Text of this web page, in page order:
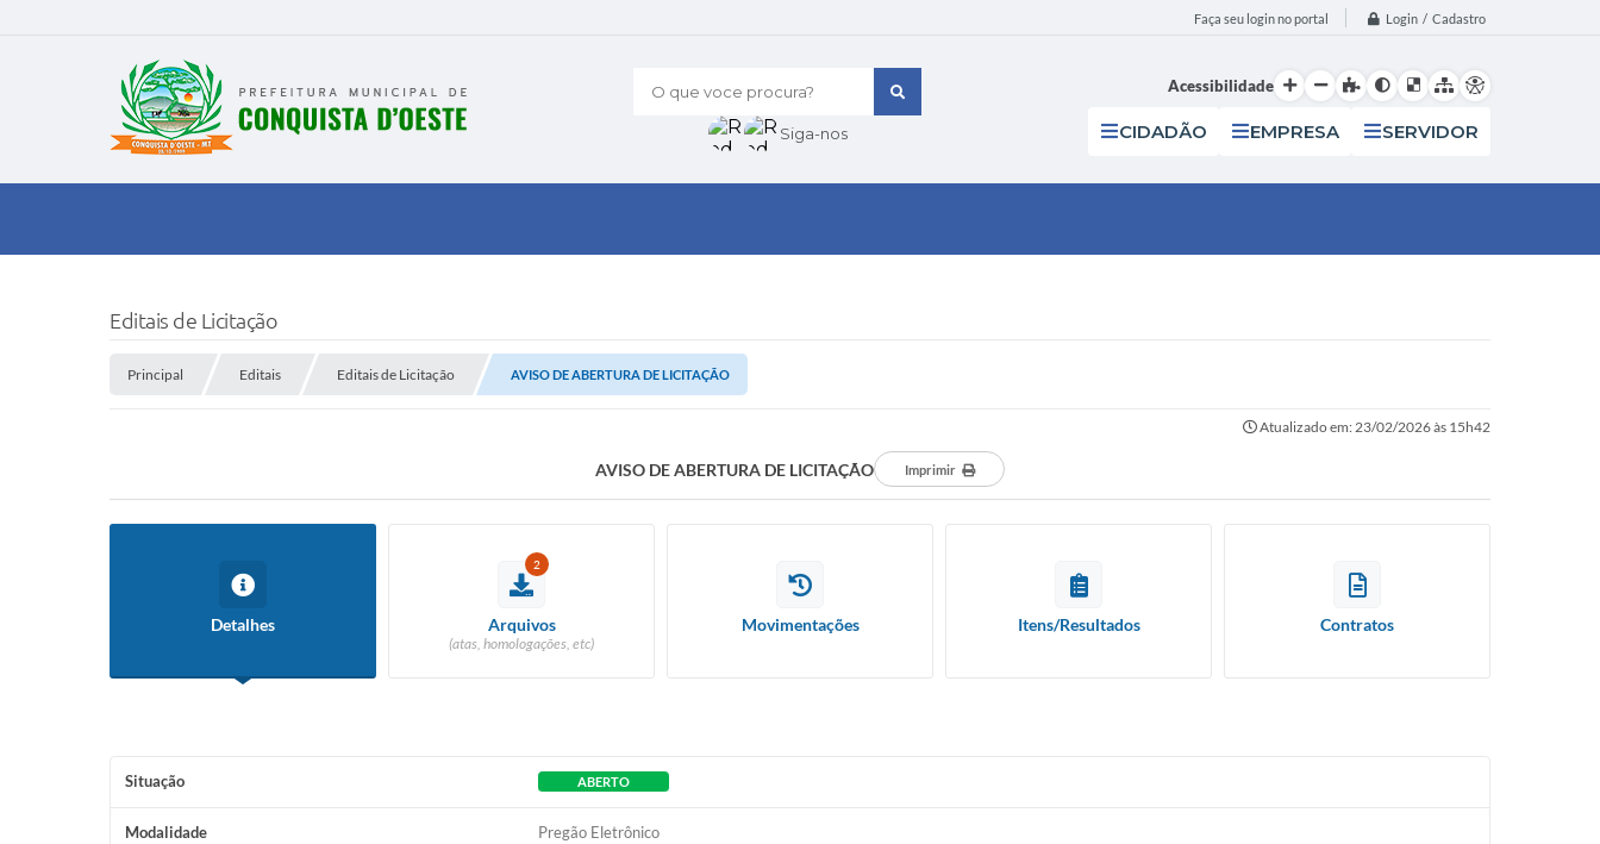
Faça seu login no portal Login / Cadastro
O que voce procura?
Siga-nos
Acessibilidade
CIDADÃO EMPRESA SERVIDOR
Editais de Licitação
Principal Editais Editais de Licitação AVISO DE ABERTURA DE LICITAÇÃO
Atualizado em: 23/02/2026 às 15h42
AVISO DE ABERTURA DE LICITAÇÃO Imprimir
Detalhes
2
Arquivos
(atas, homologações, etc)
Movimentações Itens/Resultados Contratos
Situação ABERTO
Modalidade Pregão Eletrônico